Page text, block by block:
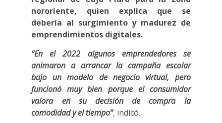
nororiente, quien explica que se
debería al surgimiento y madurez de
emprendimientos digitales.
“En el 2022 algunos emprendedores se
animaron a arrancar la campaña escolar
bajo un modelo de negocio virtual, pero
funcionó muy bien porque el consumidor
valora en su decisión de compra la
comodidad y el tiempo”, indicó.